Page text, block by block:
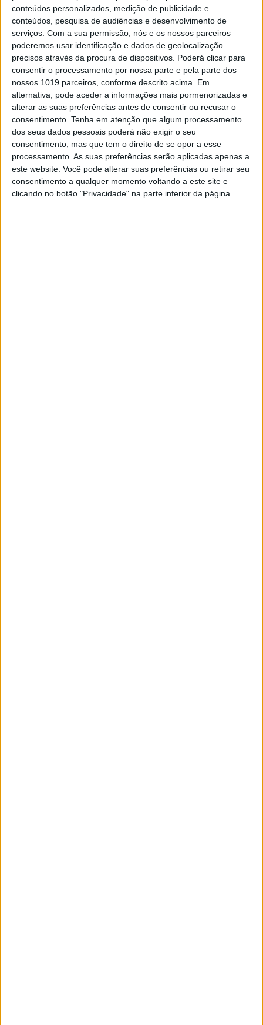
conteúdos personalizados, medição de publicidade e
conteúdos, pesquisa de audiências e desenvolvimento de
serviços. Com a sua permissão, nós e os nossos parceiros
poderemos usar identificação e dados de geolocalização
precisos através da procura de dispositivos. Poderá clicar para
consentir o processamento por nossa parte e pela parte dos
nossos 1019 parceiros, conforme descrito acima. Em
alternativa, pode aceder a informações mais pormenorizadas e
alterar as suas preferências antes de consentir ou recusar o
consentimento. Tenha em atenção que algum processamento
dos seus dados pessoais poderá não exigir o seu
consentimento, mas que tem o direito de se opor a esse
processamento. As suas preferências serão aplicadas apenas a
este website. Você pode alterar suas preferências ou retirar seu
consentimento a qualquer momento voltando a este site e
clicando no botão "Privacidade" na parte inferior da página.
automóveis para lançamentos e testes. Paulo Pinheiro
faleceu em julho de 2024, deixando uma marca indelével
no panorama do automobilismo português.
Palavras-chave:
C3 Carro do Ano Citroen Volante de Cristal
RELACIONADOS